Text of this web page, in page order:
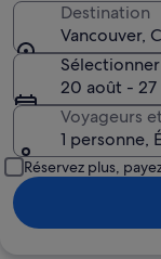
Destination
Vancouver,
20 août - 27
Voyageurs
1 personne,
Réservez plus,